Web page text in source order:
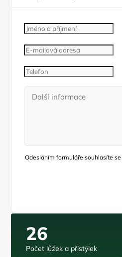
Odesláním formuláře souhlasíte se
26
Počet lůžek a přistýlek